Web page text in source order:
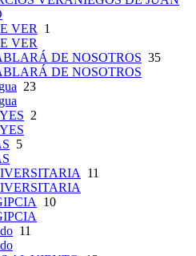
VER 1
VER
DE NOSOTROS 35
DE NOSOTROS
23
2
5
11
10
11